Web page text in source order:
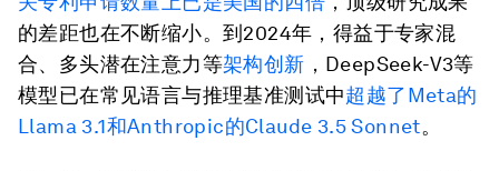
的差距也在不断缩小。到2024年，得益于专家混
合、多头潜在注意力等架构创新 ，DeepSeek-V3等
模型已在常见语言与推理基准测试中超越了Meta的
Llama 3.1和Anthropic的Claude 3.5 Sonnet。